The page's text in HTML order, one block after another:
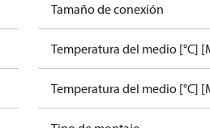
Tamaño de conexión
Temperatura del medio [°C]
Temperatura del medio [°C]